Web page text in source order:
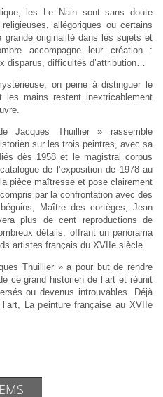
les Le Nain sont sans doute
allégoriques ou certains
grande originalité dans les sujets et
accompagne leur création :
disparus, difficultés d’attribution…
on peine à distinguer le
mains restent inextricablement
Thuillier » rassemble
sur les trois peintres, avec sa
dès 1958 et le magistral corpus
de l’exposition de 1978 au
pièce maîtresse et pose clairement
par la confrontation avec des
Maître des cortèges, Jean
plus de cent reproductions de
détails, offrant un panorama
artistes français du XVIIe siècle.
Thuillier » a pour but de rendre
ce grand histo­rien de l’art et réunit
ou devenus introuvables. Déjà
La peinture française au XVIIe